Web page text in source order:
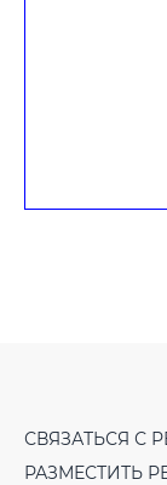
СВЯЗАТЬСЯ С
РАЗМЕСТИТЬ